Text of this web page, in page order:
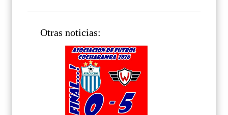
Otras noticias: